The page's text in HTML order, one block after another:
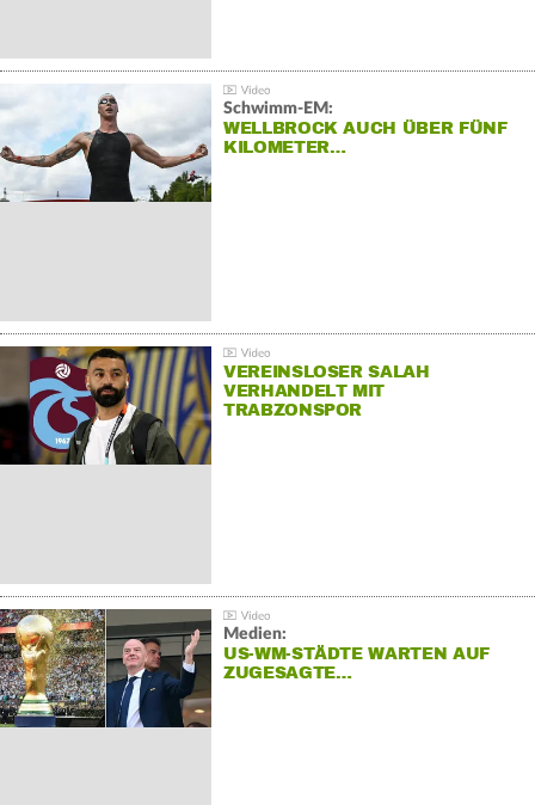
Schwimm-EM:
WELLBROCK AUCH ÜBER FÜNF
KILOMETER…
VEREINSLOSER SALAH
VERHANDELT MIT
TRABZONSPOR
Medien:
US-WM-STÄDTE WARTEN AUF
ZUGESAGTE…